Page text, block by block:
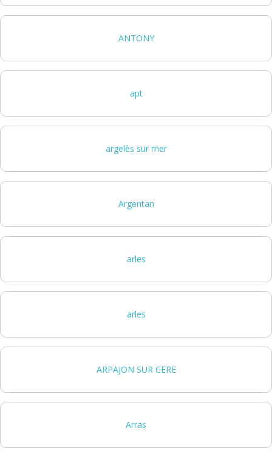
ANTONY
apt
argelès sur mer
Argentan
arles
arles
ARPAJON SUR CERE
Arras